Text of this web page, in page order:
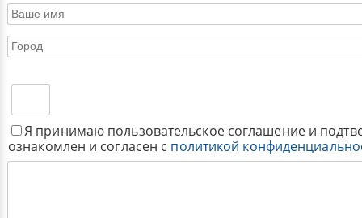
Я принимаю пользовательское соглашение и
ознакомлен и согласен с политикой